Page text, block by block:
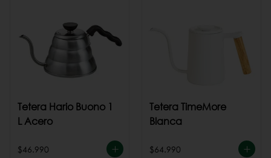
Tetera Hario Buono 1
L Acero
$46.990
Tetera TimeMore
Blanca
$64.990